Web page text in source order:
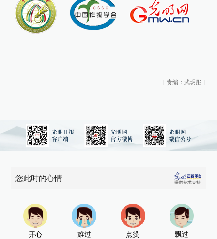
[ 责编：武玥彤 ]
您此时的心情
开心 难过 点赞 飘过